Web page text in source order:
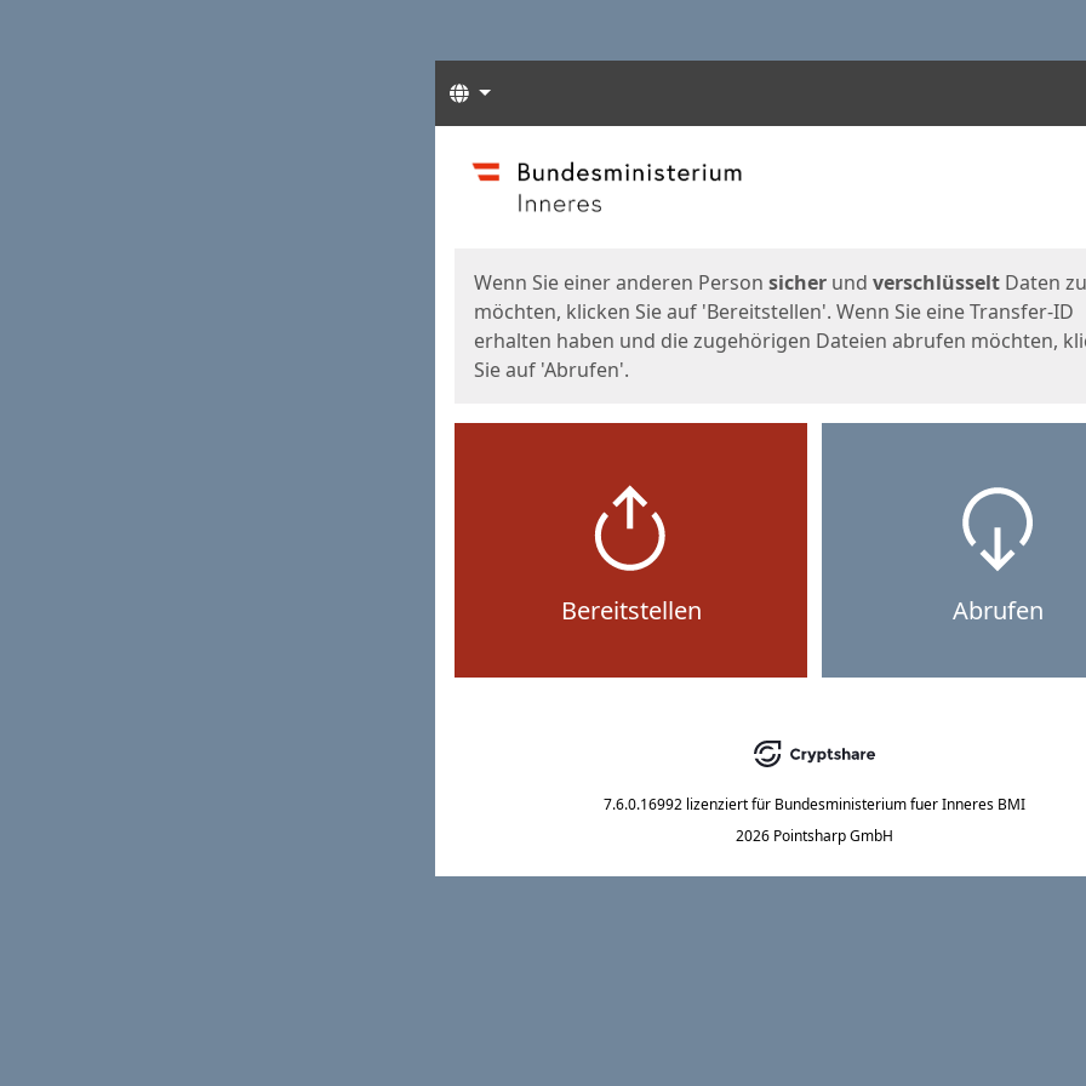
Sprachen
Start
Wenn Sie einer anderen Person sicher und verschlüsselt Daten
möchten, klicken Sie auf 'Bereitstellen'. Wenn Sie eine Transfer-ID
erhalten haben und die zugehörigen Dateien abrufen möchten,
Sie auf 'Abrufen'.
Bereitstellen Abrufen
7.6.0.16992 lizenziert für Bundesministerium fuer Inneres BMI
2026 Pointsharp GmbH